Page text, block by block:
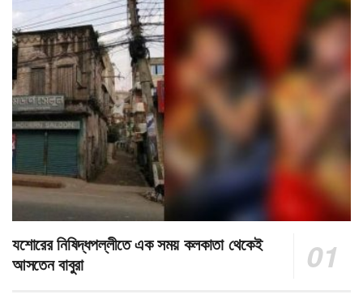
যশোরের নিষিদ্ধপল্লীতে এক সময় কলকাতা থেকেই
আসতেন বাবুরা